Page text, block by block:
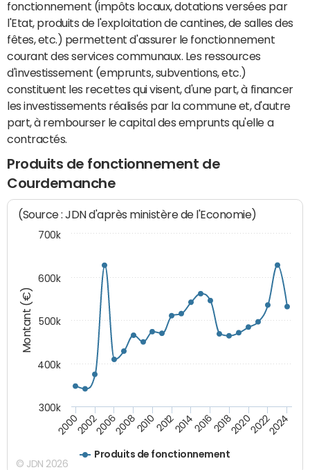
fonctionnement (impôts locaux, dotations versées par
l'Etat, produits de l'exploitation de cantines, de salles des
fêtes, etc.) permettent d'assurer le fonctionnement
courant des services communaux. Les ressources
d'investissement (emprunts, subventions, etc.)
constituent les recettes qui visent, d'une part, à financer
les investissements réalisés par la commune et, d'autre
part, à rembourser le capital des emprunts qu'elle a
contractés.
Produits de fonctionnement de
Courdemanche
Montant (€)
(Source : JDN d'après ministère de l'Economie)
Produits de fonctionnement
200020022006200820102012201420162018202020222024
300k
400k
500k
600k
700k
© JDN 2026